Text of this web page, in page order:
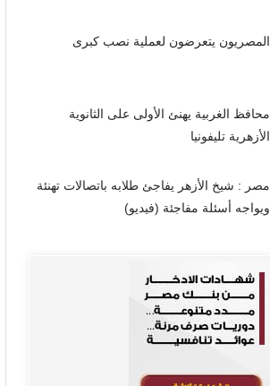
المصريون يتعرضون لعملية نصب كبرى
محافظ الغربية يهنئ الأولى على الثانوية
الأزهرية تليفونيا
مصر : شيخ الأزهر يفاجئ طلابه باتصالات تهنئة
ويواجه أسئلة مفاجئة (فيديو)